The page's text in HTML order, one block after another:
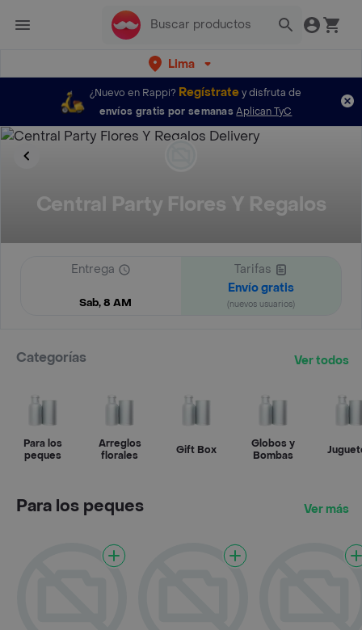
Lima
¿Nuevo en Rappi? Regístratey disfruta de
envíos gratis por semanas Aplican TyC
Central Party Flores Y Regalos
Entrega
Sab, 8 AM
Tarifas
Envío gratis
(nuevos usuarios)
Categorías Ver todos
Para los
peques
Arreglos
florales
Gift Box
Globos y
Bombas
Para los peques Ver más